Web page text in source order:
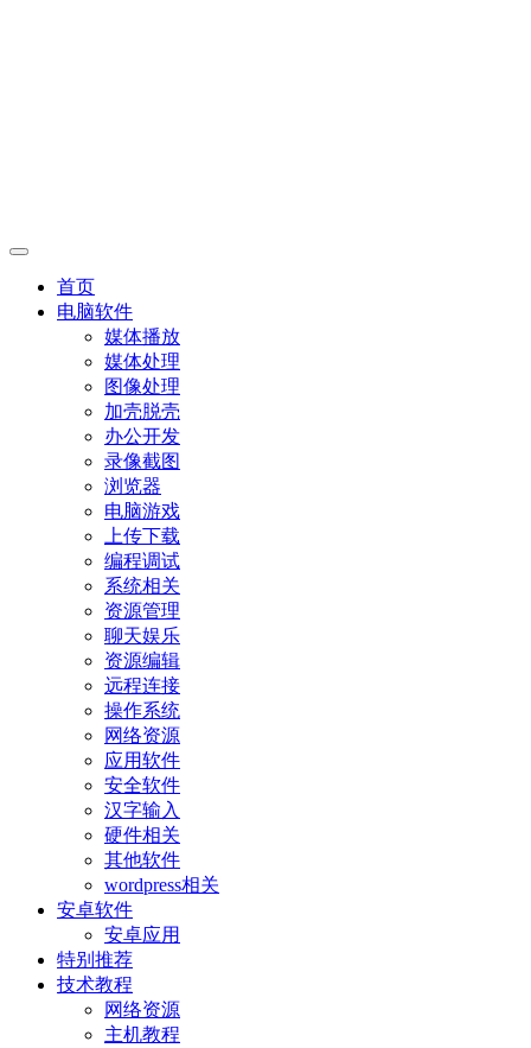
首页
电脑软件
媒体播放
媒体处理
图像处理
加壳脱壳
办公开发
录像截图
浏览器
电脑游戏
上传下载
编程调试
系统相关
资源管理
聊天娱乐
资源编辑
远程连接
操作系统
网络资源
应用软件
安全软件
汉字输入
硬件相关
其他软件
wordpress相关
安卓软件
安卓应用
特别推荐
技术教程
网络资源
主机教程